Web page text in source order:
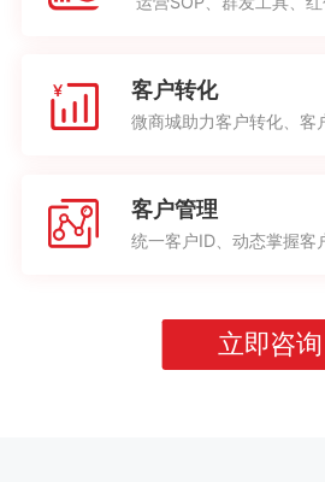
客户转化
微商城助力客户转化、客
客户管理
统一客户ID、动态掌握客
立即咨询